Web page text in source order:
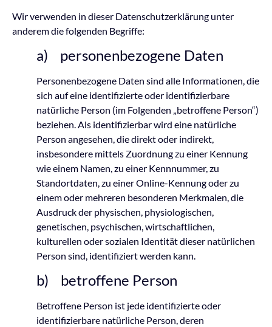
Wir verwenden in dieser Datenschutzerklärung unter
anderem die folgenden Begriffe:
a) personenbezogene Daten
Personenbezogene Daten sind alle Informationen, die
sich auf eine identifizierte oder identifizierbare
natürliche Person (im Folgenden „betroffene Person“)
beziehen. Als identifizierbar wird eine natürliche
Person angesehen, die direkt oder indirekt,
insbesondere mittels Zuordnung zu einer Kennung
wie einem Namen, zu einer Kennnummer, zu
Standortdaten, zu einer Online-Kennung oder zu
einem oder mehreren besonderen Merkmalen, die
Ausdruck der physischen, physiologischen,
genetischen, psychischen, wirtschaftlichen,
kulturellen oder sozialen Identität dieser natürlichen
Person sind, identifiziert werden kann.
b) betroffene Person
Betroffene Person ist jede identifizierte oder
identifizierbare natürliche Person, deren